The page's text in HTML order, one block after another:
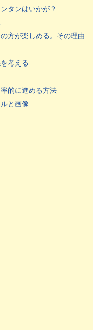
タンはいかが？
方が楽しめる。その理由
考える
的に進める方法
と画像